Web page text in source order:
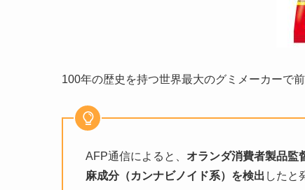
100年の歴史を持つ世界最大のグミメーカーで
AFP通信によると、 オランダ消費者製品監
麻成分（カンナビノイド系）を検出 したと